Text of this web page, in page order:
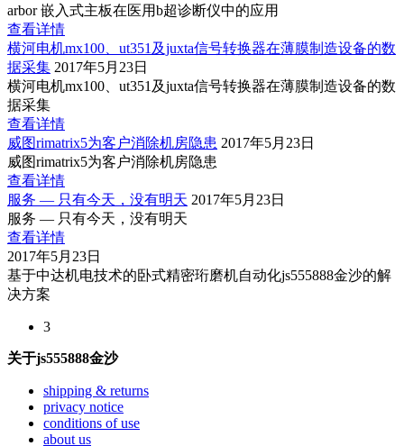
arbor 嵌入式主板在医用b超诊断仪中的应用
查看详情
横河电机mx100、ut351及juxta信号转换器在薄膜制造设备的数
据采集 2017年5月23日
横河电机mx100、ut351及juxta信号转换器在薄膜制造设备的数
据采集
查看详情
威图rimatrix5为客户消除机房隐患 2017年5月23日
威图rimatrix5为客户消除机房隐患
查看详情
服务 — 只有今天，没有明天 2017年5月23日
服务 — 只有今天，没有明天
查看详情
2017年5月23日
基于中达机电技术的卧式精密珩磨机自动化js555888金沙的解
决方案
3
关于js555888金沙
shipping & returns
privacy notice
conditions of use
about us